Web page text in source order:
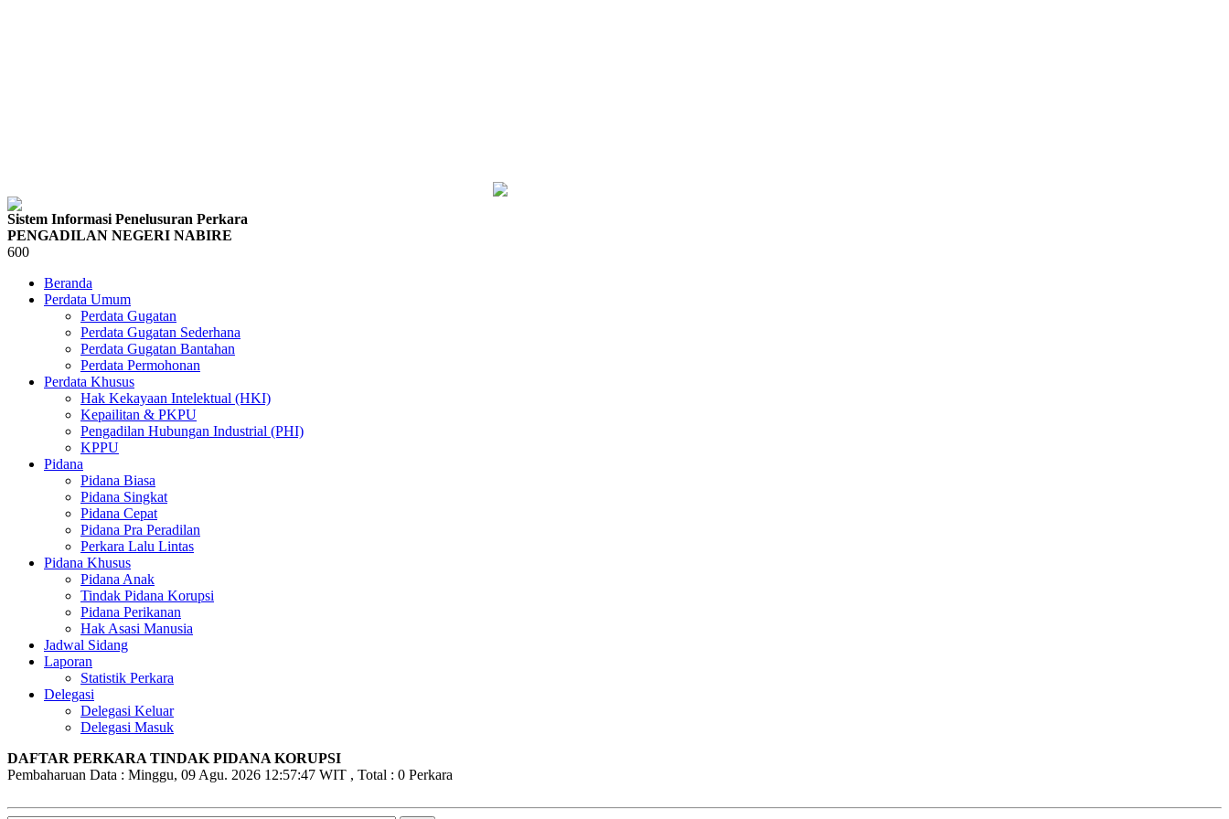
Sistem Informasi Penelusuran Perkara
PENGADILAN NEGERI NABIRE
600
Beranda
Perdata Umum
Perdata Gugatan
Perdata Gugatan Sederhana
Perdata Gugatan Bantahan
Perdata Permohonan
Perdata Khusus
Hak Kekayaan Intelektual (HKI)
Kepailitan & PKPU
Pengadilan Hubungan Industrial (PHI)
KPPU
Pidana
Pidana Biasa
Pidana Singkat
Pidana Cepat
Pidana Pra Peradilan
Perkara Lalu Lintas
Pidana Khusus
Pidana Anak
Tindak Pidana Korupsi
Pidana Perikanan
Hak Asasi Manusia
Jadwal Sidang
Laporan
Statistik Perkara
Delegasi
Delegasi Keluar
Delegasi Masuk
DAFTAR PERKARA TINDAK PIDANA KORUPSI
Pembaharuan Data : Minggu, 09 Agu. 2026 12:57:47 WIT , Total : 0 Perkara